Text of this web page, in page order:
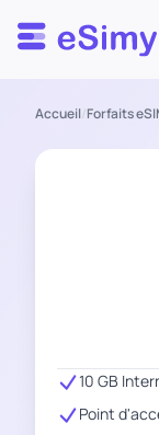
Esimy
Accueil/Forfaits
10 GB
Point